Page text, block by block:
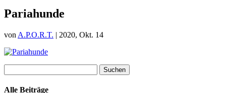
Pariahunde
von A.P.O.R.T. | 2020, Okt. 14
nach:
Alle Beiträge